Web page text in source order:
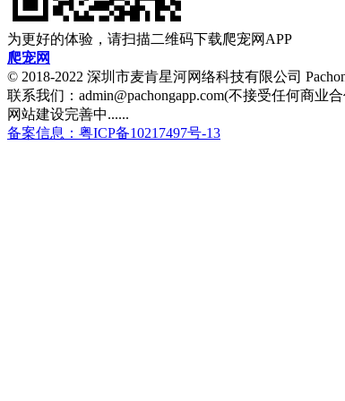
为更好的体验，请扫描二维码下载爬宠网APP
爬宠网
© 2018-2022 深圳市麦肯星河网络科技有限公司
联系我们：admin@pachongapp.com(不接受任何商业
网站建设完善中......
备案信息：粤ICP备10217497号-13